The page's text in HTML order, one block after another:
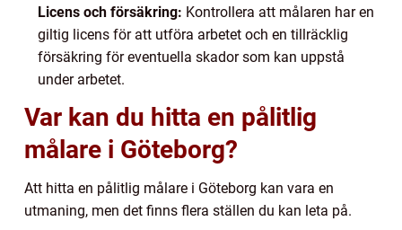
Licens och försäkring: Kontrollera att målaren har en
giltig licens för att utföra arbetet och en tillräcklig
försäkring för eventuella skador som kan uppstå
under arbetet.
Var kan du hitta en pålitlig
målare i Göteborg?
Att hitta en pålitlig målare i Göteborg kan vara en
utmaning, men det finns flera ställen du kan leta på.